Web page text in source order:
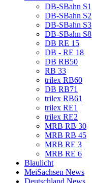
DB-SBahn S1
DB-SBahn S2
DB-SBahn S3
DB-SBahn S8
DB RE 15
DB - RE 18
DB RB50
RB 33
trilex RB60
DB RB71
trilex RB61
trilex RE1
trilex RE2
MRB RB 30
MRB RB 45
MRB RE 3
MRB RE 6
Blaulicht
MeiSachsen News
Deutschland News